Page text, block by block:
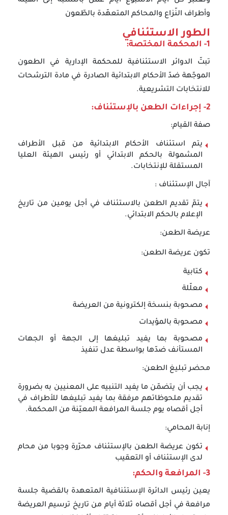
وأطراف النّزاع والمحاكم المتعهّدة بالطّعون
الطور الاستئنافي
1- المحكمة المختصة:
تبتّ الدوائر الاستئنافية للمحكمة الإدارية في الطعون
الموجّهة ضدّ الأحكام الابتدائية الصادرة في مادة الترشحات
للانتخابات التشريعية.
2- إجراءات الطعن بالإستئناف:
صفة القيام:
يتم استئناف الأحكام الابتدائية من قبل الأطراف
المشمولة بالحكم الابتدائي أو رئيس الهيئة العليا
المستقلة للإنتخابات.
آجال الإستئناف :
يتمّ تقديم الطعن بالاستئناف في أجل يومين من تاريخ
الإعلام بالحكم الابتدائي.
عريضة الطعن:
تكون عريضة الطعن:
كتابية
معلّلة
مصحوبة بنسخة إلكترونية من العريضة
مصحوبة بالمؤيدات
مصحوبة بما يفيد تبليغها إلى الجهة أو الجهات
المستأنف ضدّها بواسطة عدل تنفيذ
محضر تبليغ الطعن:
يجب أن يتضمّن ما يفيد التنبيه على المعنيين به بضرورة
تقديم ملحوظاتهم مرفقة بما يفيد تبليغها للأطراف في
أجل أقصاه يوم جلسة المرافعة المعيّنة من المحكمة.
إنابة المحامي:
تكون عريضة الطعن بالإستئناف محرّرة وجوبا من محام
لدى الإستئناف أو التعقيب
3- المرافعة والحكم:
يعين رئيس الدائرة الإستئنافية المتعهدة بالقضية جلسة
مرافعة في أجل أقصاه ثلاثة أيام من تاريخ ترسيم العريضة